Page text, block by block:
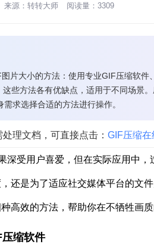
来源： 转转大师 阅读量：3309
片大小的方法：使用专业GIF压缩软
些方法各有优缺点，适用于不同场景
求选择合适的方法进行操作。
理文档，可直接点击： GIF压缩
深受用户喜爱，但在实际应用中
还是为了适应社交媒体平台的文
高效的方法，帮助你在不牺牲画
缩软件